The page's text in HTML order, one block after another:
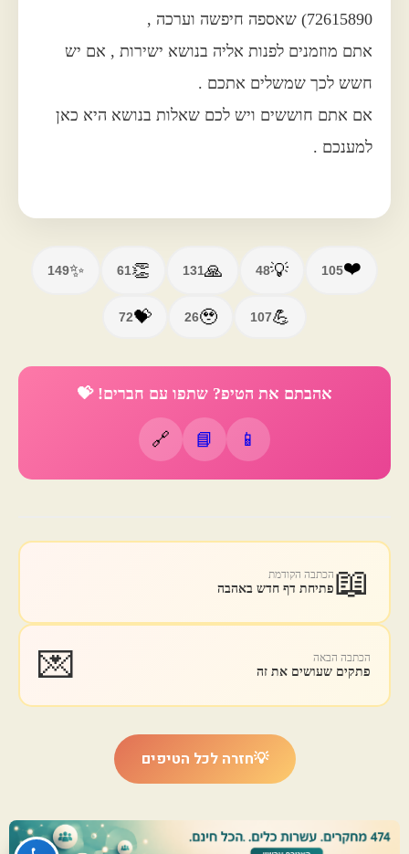
72615890) שאספה חיפשה וערכה ,
אתם מוזמנים לפנות אליה בנושא ישירות , אם יש
חשש לכך שמשלים אתכם .
אם אתם חוששים ויש לכם שאלות בנושא היא כאן
למענכם .
❤️
105
💡
48
🙏
131
👏
61
✨
149
💪
107
🥹
26
💝
72
אהבתם את הטיפ? שתפו עם חברים! 💝
📱
📘
🔗
📖 הכתבה הקודמת
פתיחת דף חדש באהבה
הכתבה הבאה
פתקים שעושים את זה 💌
💡חזרה לכל הטיפים